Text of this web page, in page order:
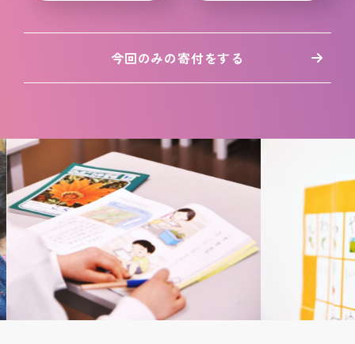
今回のみの寄付をする